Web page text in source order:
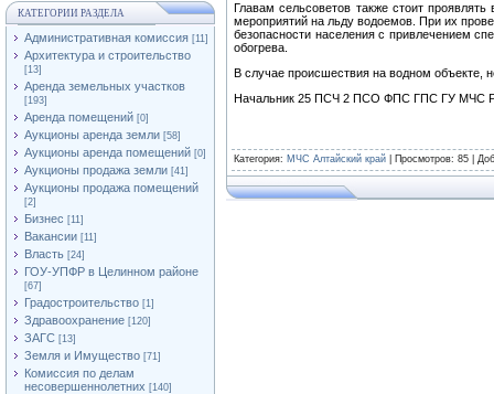
КАТЕГОРИИ РАЗДЕЛА
Административная комиссия [11]
Архитектура и строительство
[13]
Аренда земельных участков
[193]
Аренда помещений [0]
Аукционы аренда земли [58]
Аукционы аренда помещений [0]
Аукционы продажа земли [41]
Аукционы продажа помещений
[2]
Бизнес [11]
Вакансии [11]
Власть [24]
ГОУ-УПФР в Целинном районе
[67]
Градостроительство [1]
Здравоохранение [120]
ЗАГС [13]
Земля и Имущество [71]
Комиссия по делам
несовершеннолетних [140]
Главам сельсоветов также стоит
мероприятий на льду водоемов. При их
безопасности населения с привлечением
обогрева.
В случае происшествия на водном объекте,
Начальник 25 ПСЧ 2 ПСО ФПС ГПС ГУ МЧС
Категория: МЧС Алтайский край Просмотров: 85 |